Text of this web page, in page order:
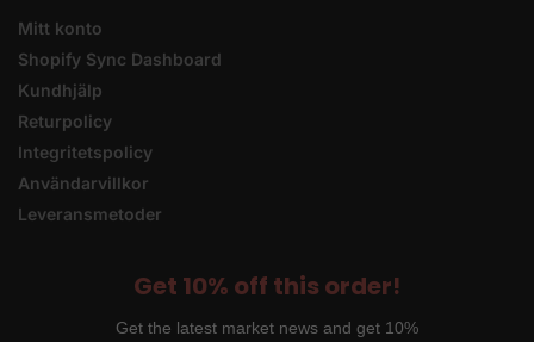
Mitt konto
Shopify Sync Dashboard
Kundhjälp
Returpolicy
Integritetspolicy
Användarvillkor
Leveransmetoder
Get 10% off this order!
Get the latest market news and get 10%